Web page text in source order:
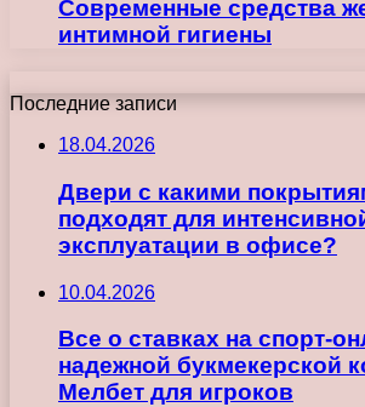
Современные средства
интимной гигиены
Последние записи
18.04.2026
Двери с какими
подходят для
эксплуатации в офисе?
10.04.2026
Все о ставках на спорт-
надежной букмекерской
Мелбет для игроков